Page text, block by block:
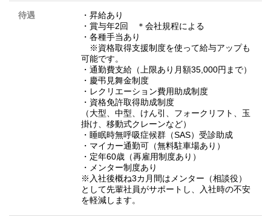
待遇
・昇給あり
・賞与年2回 ＊会社規程による
・各種手当あり
※資格取得支援制度を使って給与アップも
可能です。
・通勤費支給（上限あり月額35,000円まで）
・慶弔見舞金制度
・レクリエーション費用助成制度
・資格免許取得助成制度
（大型、中型、けん引、フォークリフト、玉
掛け、移動式クレーンなど）
・睡眠時無呼吸症候群（SAS）受診助成
・マイカー通勤可（無料駐車場あり）
・定年60歳（再雇用制度あり）
・メンター制度あり
※入社後概ね3カ月間はメンター（相談役）
として先輩社員がサポートし、入社時の不安
を軽減します。